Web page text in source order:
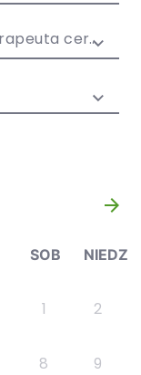
dla dzieci i
młodzieży
Katarzyna Liszewska - psychoterapeuta certyfikowany
»
SOB NIEDZ
1 2
8 9